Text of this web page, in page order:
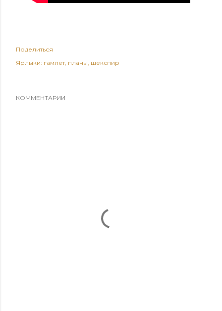
Поделиться
Ярлыки: гамлет планы шекспир
КОММЕНТАРИИ